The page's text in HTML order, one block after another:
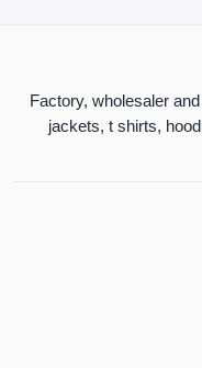
Factory, wholesaler
jackets, t shirts,